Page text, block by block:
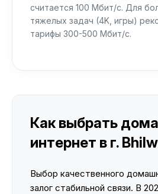
считается 100 Мбит/с. Для
тяжелых задач (4K, игры)
тарифы 300-500 Мбит/с.
Как выбрать
интернет в г.
Выбор качественного
залог стабильной связи. В